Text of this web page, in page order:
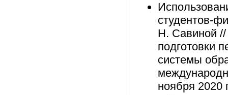
студентов-
Н. Савиной //
подготовки
системы
ноября 2020